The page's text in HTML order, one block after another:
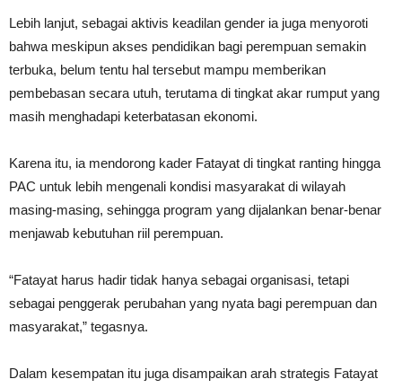
Lebih lanjut, sebagai aktivis keadilan gender ia juga menyoroti
bahwa meskipun akses pendidikan bagi perempuan semakin
terbuka, belum tentu hal tersebut mampu memberikan
pembebasan secara utuh, terutama di tingkat akar rumput yang
masih menghadapi keterbatasan ekonomi.
Karena itu, ia mendorong kader Fatayat di tingkat ranting hingga
PAC untuk lebih mengenali kondisi masyarakat di wilayah
masing-masing, sehingga program yang dijalankan benar-benar
menjawab kebutuhan riil perempuan.
“Fatayat harus hadir tidak hanya sebagai organisasi, tetapi
sebagai penggerak perubahan yang nyata bagi perempuan dan
masyarakat,” tegasnya.
Dalam kesempatan itu juga disampaikan arah strategis Fatayat